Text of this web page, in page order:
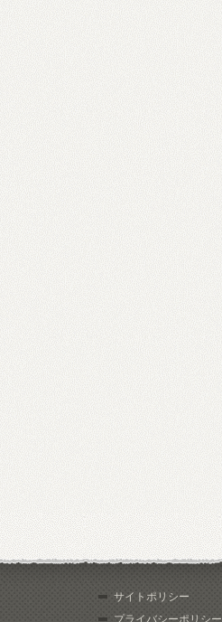
サイトポリシー
プライバシーポリシー